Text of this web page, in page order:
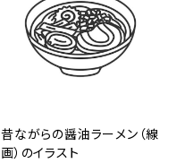
昔ながらの醤油ラーメン（線
画）のイラスト